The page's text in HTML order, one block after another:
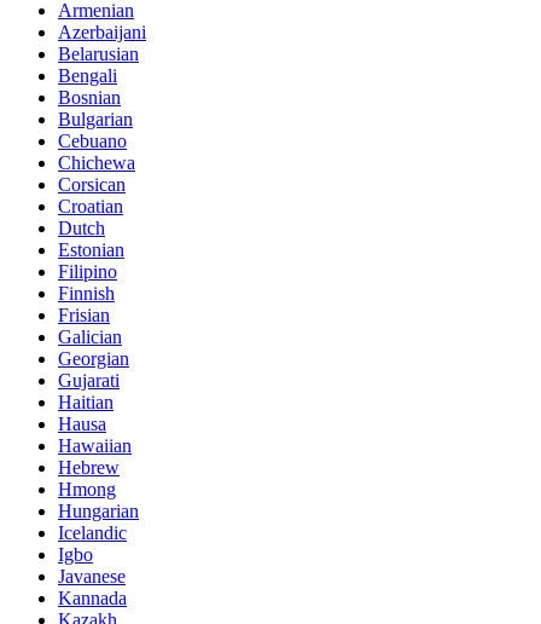
Armenian
Azerbaijani
Belarusian
Bengali
Bosnian
Bulgarian
Cebuano
Chichewa
Corsican
Croatian
Dutch
Estonian
Filipino
Finnish
Frisian
Galician
Georgian
Gujarati
Haitian
Hausa
Hawaiian
Hebrew
Hmong
Hungarian
Icelandic
Igbo
Javanese
Kannada
Kazakh